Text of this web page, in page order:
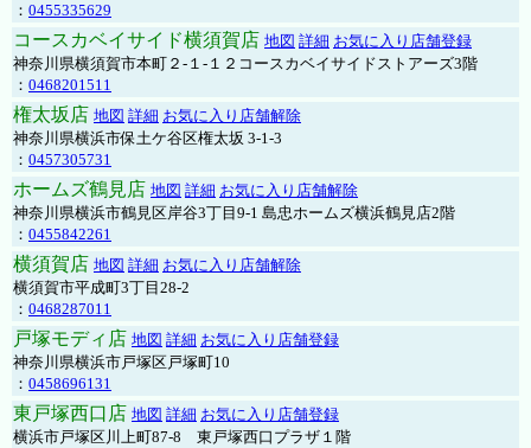
： 0455335629
コースカベイサイド横須賀店 地図 詳細 お気に入り店舗登録
神奈川県横須賀市本町２-１-１２コースカベイサイドストアーズ3階
： 0468201511
権太坂店 地図 詳細 お気に入り店舗解除
神奈川県横浜市保土ケ谷区権太坂 3-1-3
： 0457305731
ホームズ鶴見店 地図 詳細 お気に入り店舗解除
神奈川県横浜市鶴見区岸谷3丁目9-1 島忠ホームズ横浜鶴見店2階
： 0455842261
横須賀店 地図 詳細 お気に入り店舗解除
横須賀市平成町3丁目28-2
： 0468287011
戸塚モディ店 地図 詳細 お気に入り店舗登録
神奈川県横浜市戸塚区戸塚町10
： 0458696131
東戸塚西口店 地図 詳細 お気に入り店舗登録
横浜市戸塚区川上町87-8 東戸塚西口プラザ１階